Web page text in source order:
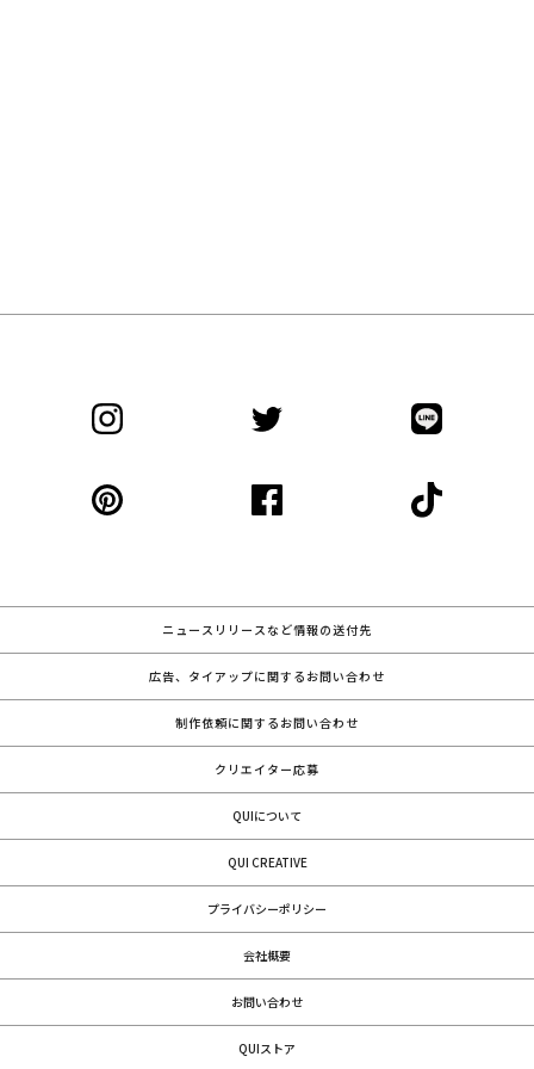
ニュースリリースなど情報の送付先
広告、タイアップに関するお問い合わせ
制作依頼に関するお問い合わせ
クリエイター応募
QUIについて
QUI CREATIVE
プライバシーポリシー
会社概要
お問い合わせ
QUIストア